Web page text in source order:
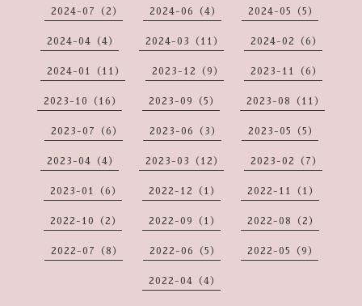
2024-07（2） 2024-06（4） 2024-05（5）
2024-04（4） 2024-03（11） 2024-02（6）
2024-01（11） 2023-12（9） 2023-11（6）
2023-10（16） 2023-09（5） 2023-08（11）
2023-07（6） 2023-06（3） 2023-05（5）
2023-04（4） 2023-03（12） 2023-02（7）
2023-01（6） 2022-12（1） 2022-11（1）
2022-10（2） 2022-09（1） 2022-08（2）
2022-07（8） 2022-06（5） 2022-05（9）
2022-04（4）